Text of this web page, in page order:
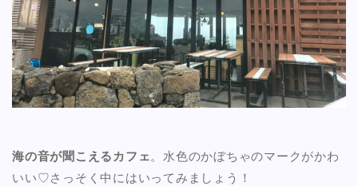
海の音が聞こえるカフェ。水色のかぼちゃのマークがかわ
いい♡さっそく中にはいってみましょう！